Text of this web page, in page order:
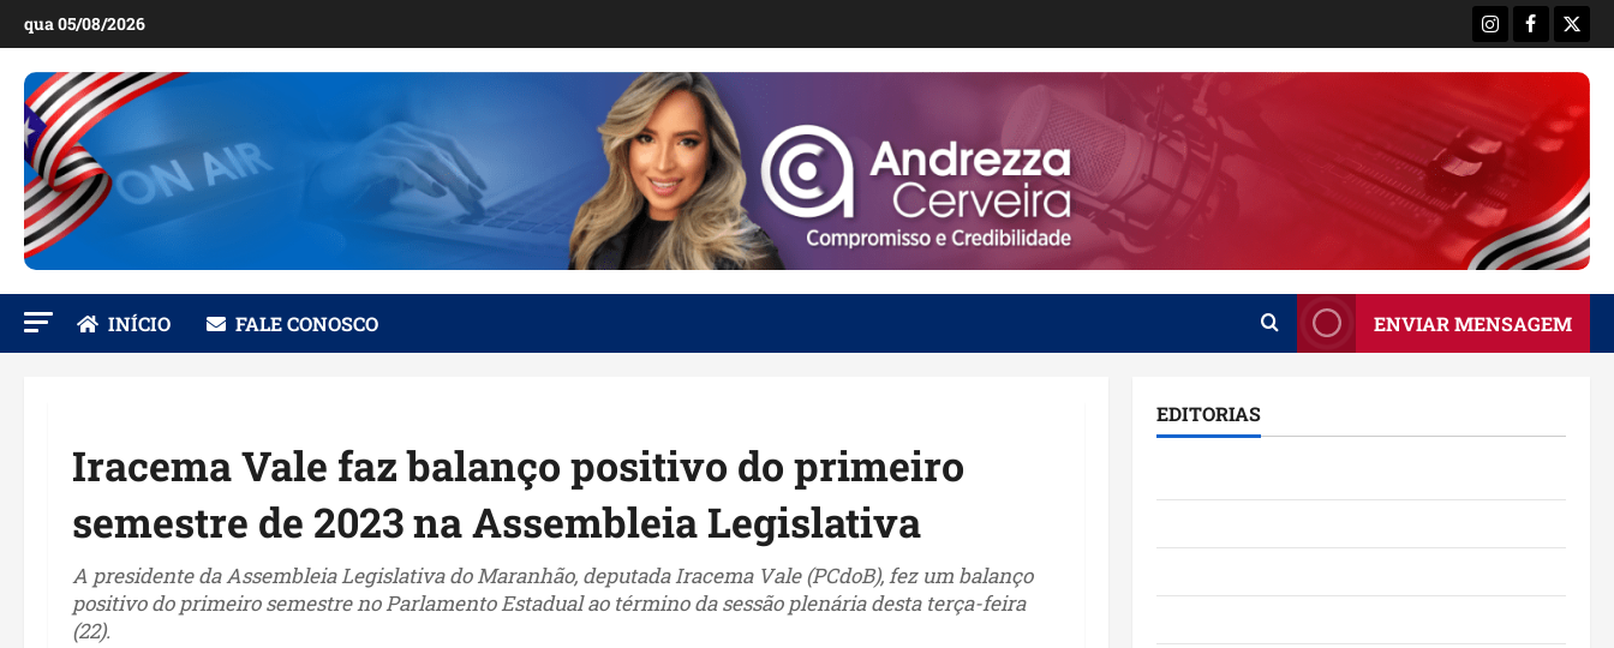
para
conteúdo
qua 05/08/2026 Instagram
Facebook
X
INÍCIO FALE CONOSCO ENVIAR MENSAGEM
Iracema Vale faz balanço positivo do primeiro
semestre de 2023 na Assembleia Legislativa
A presidente da Assembleia Legislativa do Maranhão, deputada Iracema Vale (PCdoB), fez um balanço
positivo do primeiro semestre no Parlamento Estadual ao término da sessão plenária desta terça-feira
(22).
EDITORIAS